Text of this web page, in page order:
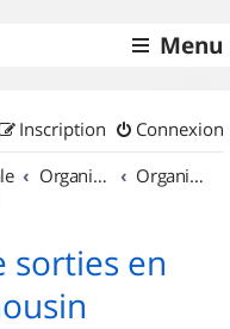
Menu
Connexion
Inscription
Organisation de sorties & Recherche de partenaires Organisation de sorties en région Limousin
sorties en